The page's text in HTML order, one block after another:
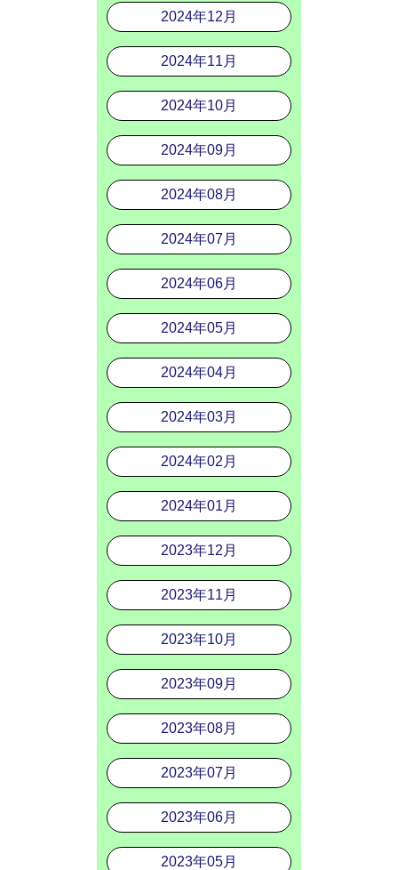
2024年12月
2024年11月
2024年10月
2024年09月
2024年08月
2024年07月
2024年06月
2024年05月
2024年04月
2024年03月
2024年02月
2024年01月
2023年12月
2023年11月
2023年10月
2023年09月
2023年08月
2023年07月
2023年06月
2023年05月